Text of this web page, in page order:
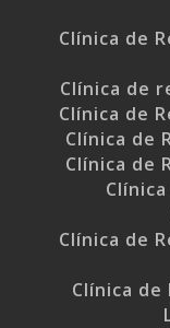
Clínica de
Clínica de
Clínica de
Clínica de
Clínica de
Clínica de
Clínica de